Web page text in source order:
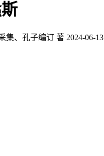
集、孔子编订 著 2024-06-13